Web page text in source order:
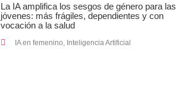
La IA amplifica los sesgos de género para las
jóvenes: más frágiles, dependientes y con
vocación a la salud
IA en femenino Inteligencia Artificial